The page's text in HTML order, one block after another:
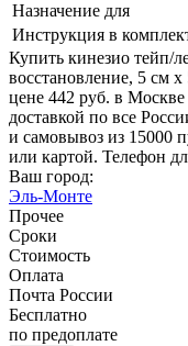
Назначение для
Инструкция в
Купить кинезио тейп/
восстановление, 5 см
цене 442 руб. в Москве
доставкой по все
и самовывоз из 15000
или картой. Телефон
Ваш город:
Эль-Монте
Прочее
Сроки
Стоимость
Оплата
Почта России
Бесплатно
по предоплате